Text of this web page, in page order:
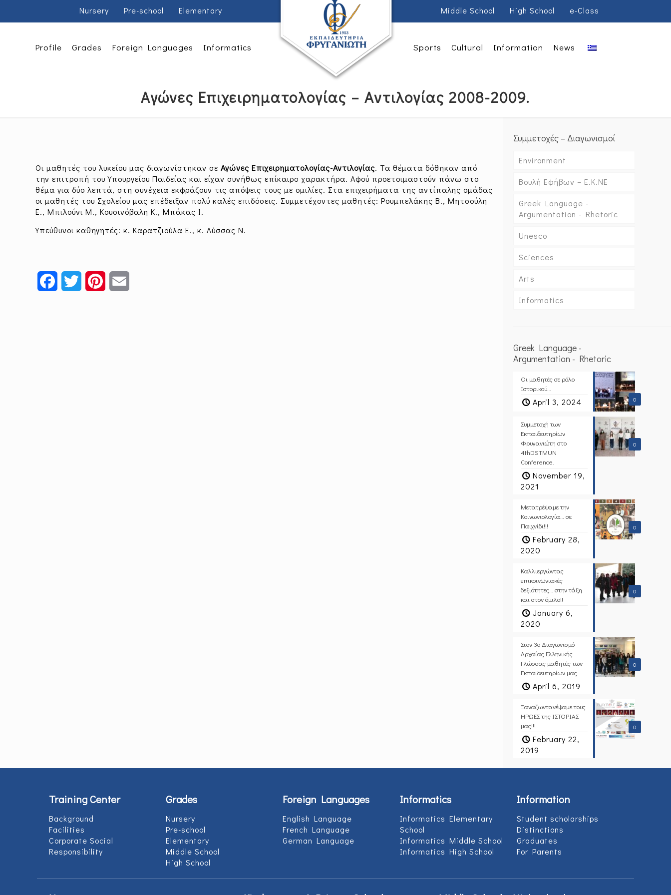
Nursery Pre-school Elementary Middle School High School e-Class
Profile Grades Foreign Languages Informatics Sports Cultural Information News
Αγώνες Επιχειρηματολογίας – Αντιλογίας 2008-2009.
Οι μαθητές του λυκείου μας διαγωνίστηκαν σεΑγώνες Επιχειρηματολογίας-Αντιλογίας. Τα θέματα δόθηκαν από
την επιτροπή του Υπουργείου Παιδείας και είχαν συνήθως επίκαιρο χαρακτήρα. Αφού προετοιμαστούν πάνω στο
θέμα για δύο λεπτά, στη συνέχεια εκφράζουν τις απόψεις τους με ομιλίες. Στα επιχειρήματα της αντίπαλης ομάδας
οι μαθητές του Σχολείου μας επέδειξαν πολύ καλές επιδόσεις. Συμμετέχοντες μαθητές: Ρουμπελάκης Β., Μητσούλη
Ε., Μπιλούνι Μ., Κουσινόβαλη Κ., Μπάκας Ι.
Υπεύθυνοι καθηγητές: κ. Καρατζιούλα Ε., κ. Λύσσας Ν.
FacebookTwitter Pinterest
Συμμετοχές – Διαγωνισμοί
Environment
Βουλή Εφήβων – Ε.Κ.ΝΕ
Greek Language -
Argumentation - Rhetoric
Unesco
Sciences
Arts
Informatics
Greek Language -
Argumentation - Rhetoric
0
Οι μαθητές σε ρόλο
Ιστορικού…
April 3, 2024
0
Συμμετοχή των
Εκπαιδευτηρίων
Φρυγανιώτη στο
4thDSTMUN
Conference.
November 19,
2021
0
Μετατρέψαμε την
Κοινωνιολογία… σε
Παιχνίδι!!!
February 28,
2020
0
Καλλιεργώντας
επικοινωνιακές
δεξιότητες… στην τάξη
και στον όμιλο!!
January 6,
2020
0
Στον 3ο Διαγωνισμό
Αρχαίας Ελληνικής
Γλώσσας μαθητές των
Εκπαιδευτηρίων μας.
April 6, 2019
0
Ξαναζωντανέψαμε τους
ΗΡΩΕΣ της ΙΣΤΟΡΙΑΣ
μας!!!
February 22,
2019
Training Center
Background
Facilities
Corporate Social
Responsibility
Grades
Nursery
Pre-school
Elementary
Middle School
High School
Foreign Languages
English Language
French Language
German Language
Informatics
Informatics Elementary
School
Informatics Middle School
Informatics High School
Information
Student scholarships
Distinctions
Graduates
For Parents